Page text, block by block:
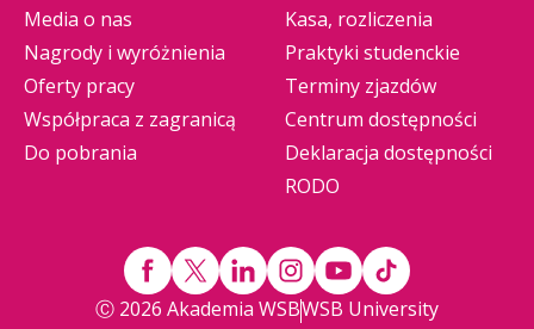
Media o nas
Nagrody i wyróżnienia
Oferty pracy
Współpraca z zagranicą
Do pobrania
Kasa, rozliczenia
Praktyki studenckie
Terminy zjazdów
Centrum dostępności
Deklaracja dostępności
RODO
Ⓒ 2026 Akademia WSBWSB University